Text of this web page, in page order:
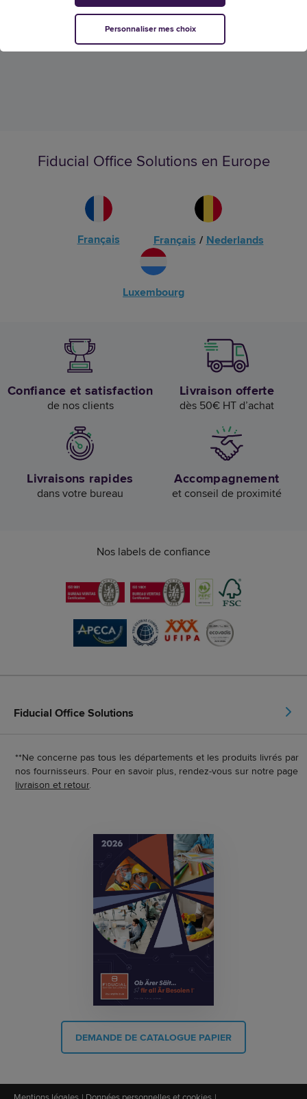
AJOUTER
Fiducial Office Solutions en Europe
Français Français / Nederlands
Luxembourg
Confiance et satisfaction
de nos clients
Livraison offerte
dès 50€ HT d’achat
Livraisons rapides
dans votre bureau
Accompagnement
et conseil de proximité
Nos labels de confiance
Fiducial Office Solutions
**Ne concerne pas tous les départements et les produits livrés par
nos fournisseurs. Pour en savoir plus, rendez-vous sur notre page
livraison et retour.
DEMANDE DE CATALOGUE PAPIER
Personnaliser mes choix